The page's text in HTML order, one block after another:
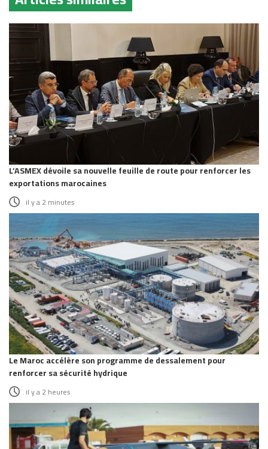
L’ASMEX dévoile sa nouvelle feuille de route pour renforcer les
exportations marocaines
il y a 2 minutes
Le Maroc accélère son programme de dessalement pour
renforcer sa sécurité hydrique
il y a 2 heures